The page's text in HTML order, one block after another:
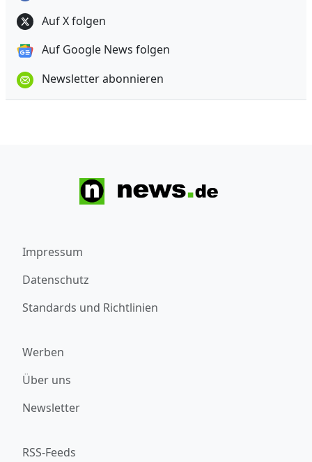
Auf X folgen
Auf Google News folgen
Newsletter abonnieren
Impressum
Datenschutz
Standards und Richtlinien
Werben
Über uns
Newsletter
RSS-Feeds